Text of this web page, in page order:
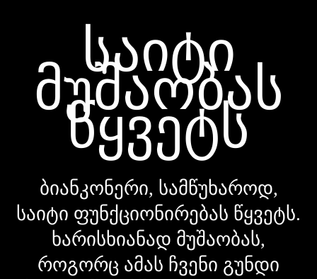
საიტი
მუშაობას
წყვეტს
ბიანკონერი, სამწუხაროდ,
საიტი ფუნქციონირებას წყვეტს.
ხარისხიანად მუშაობას,
როგორც ამას ჩვენი გუნდი